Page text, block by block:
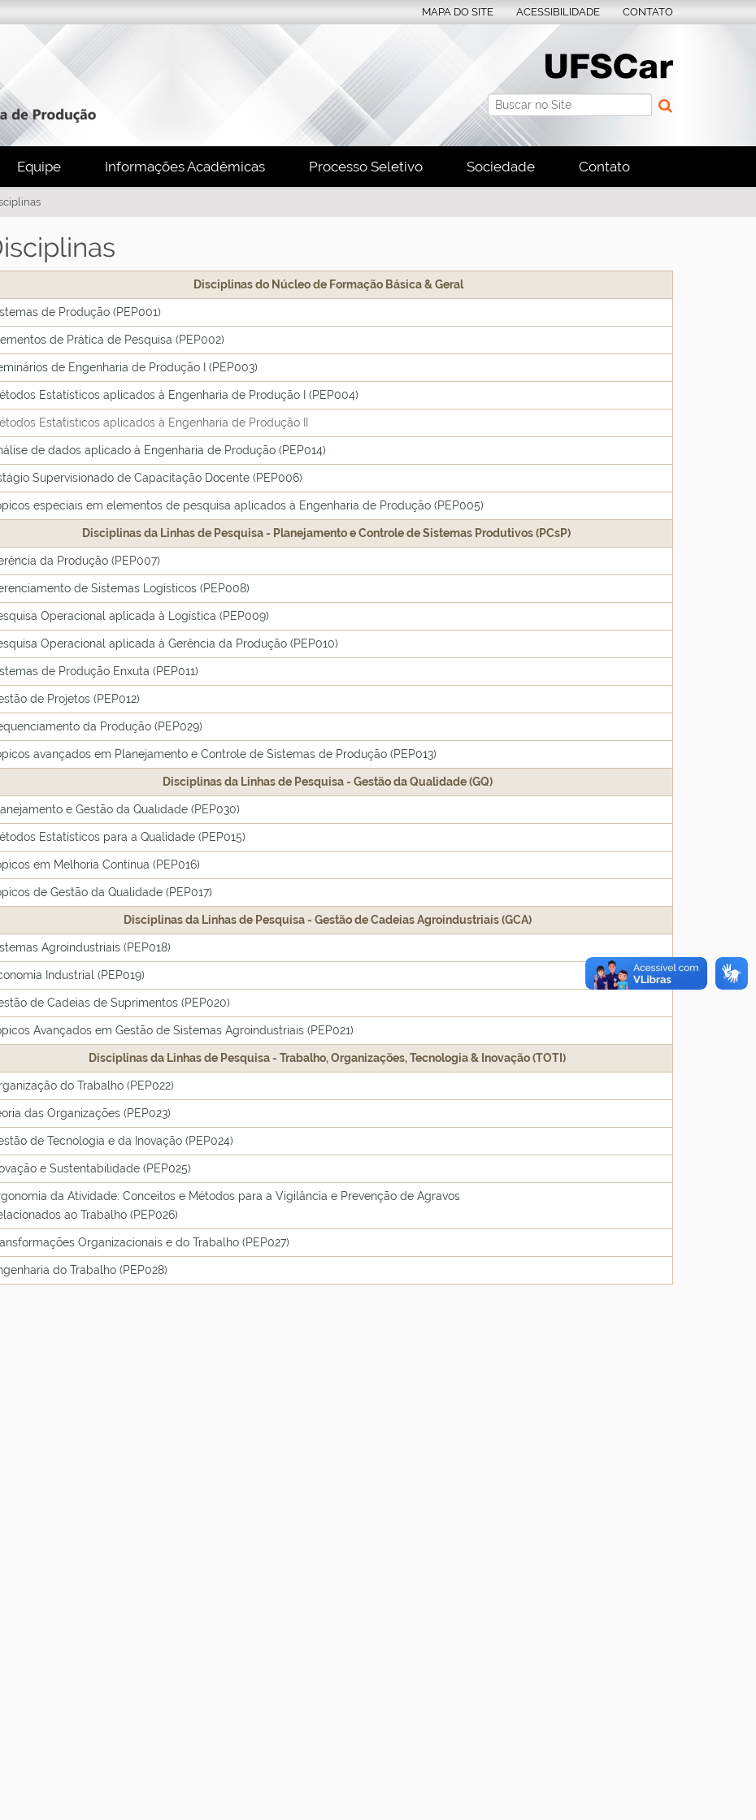
Busca
Busca Avançada…
MAPA DO SITE ACESSIBILIDADE CONTATO
Equipe Informações Acadêmicas Processo Seletivo Sociedade Contato
Disciplinas do Núcleo de Formação Básica & Geral
de Produção (PEP001)
de Prática de Pesquisa (PEP002)
de Engenharia de Produção I (PEP003)
Estatísticos aplicados à Engenharia de Produção I (PEP004)
Estatísticos aplicados à Engenharia de Produção II
de dados aplicado à Engenharia de Produção (PEP014)
Supervisionado de Capacitação Docente (PEP006)
especiais em elementos de pesquisa aplicados à Engenharia de Produção (PEP005)
Disciplinas da Linhas de Pesquisa - Planejamento e Controle de Sistemas Produtivos (PCsP)
da Produção (PEP007)
de Sistemas Logísticos (PEP008)
Operacional aplicada à Logística (PEP009)
Operacional aplicada à Gerência da Produção (PEP010)
de Produção Enxuta (PEP011)
de Projetos (PEP012)
da Produção (PEP029)
avançados em Planejamento e Controle de Sistemas de Produção (PEP013)
Disciplinas da Linhas de Pesquisa - Gestão da Qualidade (GQ)
e Gestão da Qualidade (PEP030)
Estatísticos para a Qualidade (PEP015)
em Melhoria Contínua (PEP016)
de Gestão da Qualidade (PEP017)
Disciplinas da Linhas de Pesquisa - Gestão de Cadeias Agroindustriais (GCA)
Agroindustriais (PEP018)
Industrial (PEP019)
de Cadeias de Suprimentos (PEP020)
Avançados em Gestão de Sistemas Agroindustriais (PEP021)
Disciplinas da Linhas de Pesquisa - Trabalho, Organizações, Tecnologia & Inovação (TOTI)
do Trabalho (PEP022)
das Organizações (PEP023)
de Tecnologia e da Inovação (PEP024)
e Sustentabilidade (PEP025)
da Atividade: Conceitos e Métodos para a Vigilância e Prevenção de Agravos
ao Trabalho (PEP026)
Organizacionais e do Trabalho (PEP027)
do Trabalho (PEP028)